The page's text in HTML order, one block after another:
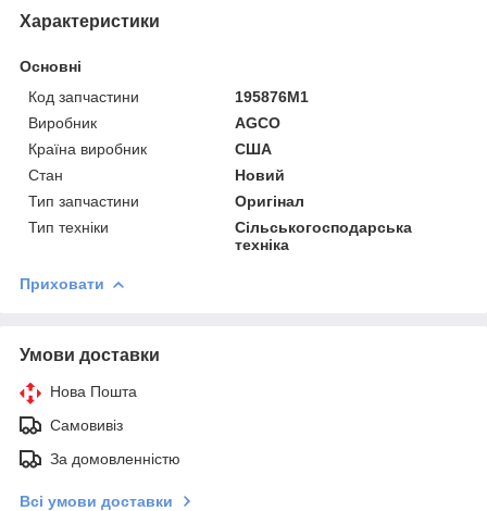
Характеристики
Основні
Код запчастини
195876M1
Виробник
AGCO
Країна виробник
США
Стан
Новий
Тип запчастини
Оригінал
Тип техніки
Сільськогосподарська
техніка
Приховати
Умови доставки
Нова Пошта
Самовивіз
За домовленністю
Всі умови доставки